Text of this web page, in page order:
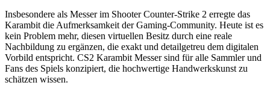
Insbesondere als Messer im Shooter Counter-Strike 2 erregte das
Karambit die Aufmerksamkeit der Gaming-Community. Heute ist es
kein Problem mehr, diesen virtuellen Besitz durch eine reale
Nachbildung zu ergänzen, die exakt und detailgetreu dem digitalen
Vorbild entspricht. CS2 Karambit Messer sind für alle Sammler und
Fans des Spiels konzipiert, die hochwertige Handwerkskunst zu
schätzen wissen.